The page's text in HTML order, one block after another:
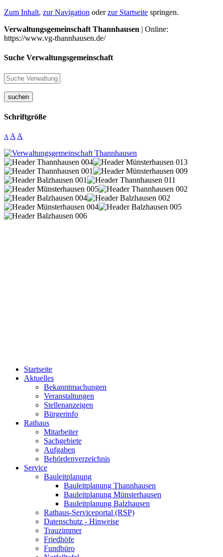
Zum Inhalt, zur Navigation oderzur Startseite springen.
Verwaltungsgemeinschaft Thannhausen | Online:
https://www.vg-thannhausen.de/
Suche Verwaltungsgemeinschaft
suchen
Schriftgröße
A A A
Startseite
Aktuelles
Bekanntmachungen
Veranstaltungen
Stellenanzeigen
Bürgerinfo
Rathaus
Mitarbeiter
Sachgebiete
Aufgaben
Behördenverzeichnis
Service
Bauleitplanung
Bauleitplanung Thannhausen
Bauleitplanung Münsterhausen
Bauleitplanung Balzhausen
Rathaus-Serviceportal (RSP)
Datenschutz - Hinweise
Trauzimmer
Friedhöfe
Fundbüro